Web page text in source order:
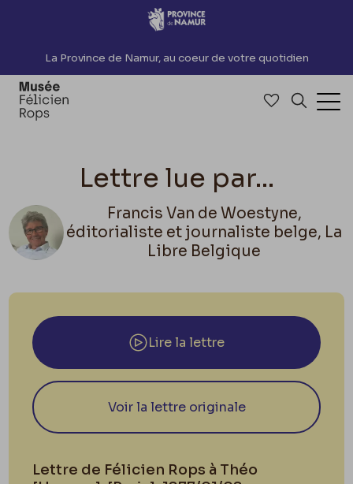
Accèder directement au contenu
La Province de Namur, au coeur de votre quotidien
Accéder à
Lettre lue par...
Francis Van de Woestyne,
éditorialiste et journaliste belge, La
Libre Belgique
Lire la lettre
Voir la lettre originale
Lettre de Félicien Rops à Théo